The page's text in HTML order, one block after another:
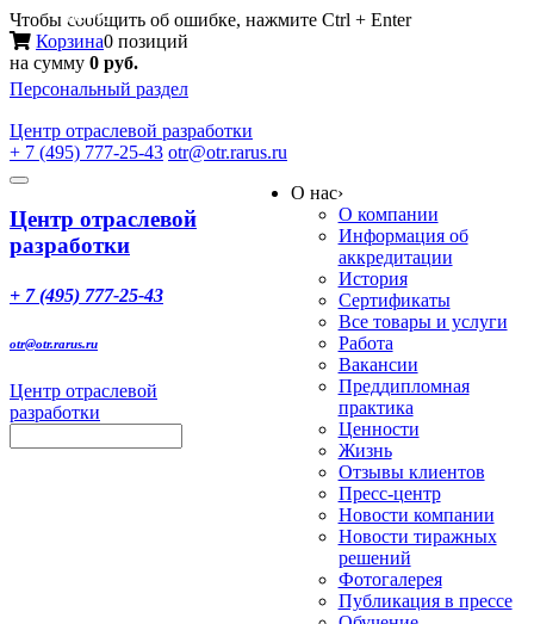
Чтобы сообщить об ошибке, нажмите Ctrl + Enter
Корзина0 позиций
на сумму 0 руб.
Персональный раздел
Центр отраслевой разработки
+ 7 (495) 777-25-43 otr@otr.rarus.ru
Toggle
Меню
Центр отраслевой
разработки
+ 7 (495) 777-25-43
otr@otr.rarus.ru
Центр отраслевой
разработки
О нас›
О компании
Информация об
аккредитации
История
Сертификаты
Все товары и услуги
Работа
Вакансии
Преддипломная
практика
Ценности
Жизнь
Отзывы клиентов
Пресс-центр
Новости компании
Новости тиражных
решений
Фотогалерея
Публикация в прессе